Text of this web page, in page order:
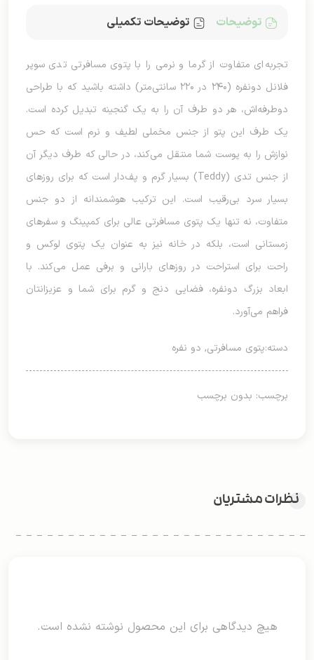
توضیحات توضیحات تکمیلی
تجربه‌ای متفاوت از گرما و نرمی را با پتوی مسافرتی تدی سوپر
فلانل دو‌نفره (۲۴۰ در ۲۲۰ سانتی‌متر) داشته باشید که با طراحی
دو‌طرفه‌اش، هر دو طرف آن را به یک گنجینه تبدیل کرده است.
یک طرف این پتو از جنس مخملی لطیف و نرم است که حس
نوازش را به پوست شما منتقل می‌کند، در حالی که طرف دیگر آن
از جنس تدی (Teddy) بسیار گرم و پف‌دار است که برای روزهای
بسیار سرد بی‌رقیب است. این ترکیب هوشمندانه از دو جنس
متفاوت، نه تنها یک پتوی مسافرتی عالی برای کمپینگ و سفرهای
زمستانی است، بلکه در خانه نیز به عنوان یک پتوی لوکس و
راحت برای استراحت در روزهای بارانی و برفی عمل می‌کند. با
ابعاد بزرگ دو‌نفره، فضایی دنج و گرم برای شما و عزیزانتان
فراهم می‌آورد.
دسته:پتوی مسافرتی, دو نفره
برچسب: بدون برچسب
نظرات مشتریان
هیچ دیدگاهی برای این محصول نوشته نشده است.